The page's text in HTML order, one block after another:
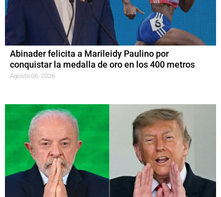
Abinader felicita a Marileidy Paulino por
conquistar la medalla de oro en los 400 metros
Agosto 06, 2026